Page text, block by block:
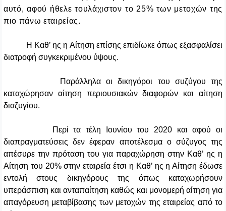
αυτό, αφού ήθελε τουλάχιστον το 25% των μετοχών της
πιο πάνω εταιρείας.
Η Καθ’ ης η Αίτηση επίσης επιδίωκε όπως εξασφαλίσει
διατροφή συγκεκριμένου ύψους.
Παράλληλα οι δικηγόροι του συζύγου της
καταχώρησαν αίτηση περιουσιακών διαφορών και αίτηση
διαζυγίου.
Περί τα τέλη Ιουνίου του 2020 και αφού οι
διαπραγματεύσεις δεν έφεραν αποτέλεσμα ο σύζυγος της
απέσυρε την πρόταση του για παραχώρηση στην Καθ’ ης η
Αίτηση του 20% στην εταιρεία έτσι η Καθ’ ης η Αίτηση έδωσε
εντολή στους δικηγόρους της όπως καταχωρήσουν
υπεράσπιση και ανταπαίτηση καθώς και μονομερή αίτηση για
απαγόρευση μεταβίβασης των μετοχών της εταιρείας από το